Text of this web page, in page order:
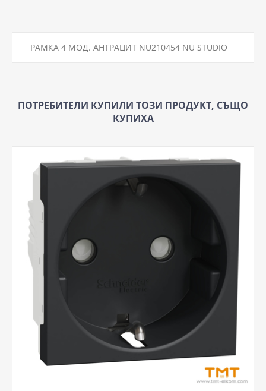
РАМКА 4 МОД. АНТРАЦИТ NU210454 NU STUDIO
ПОТРЕБИТЕЛИ КУПИЛИ ТОЗИ ПРОДУКТ, СЪЩО
КУПИХА